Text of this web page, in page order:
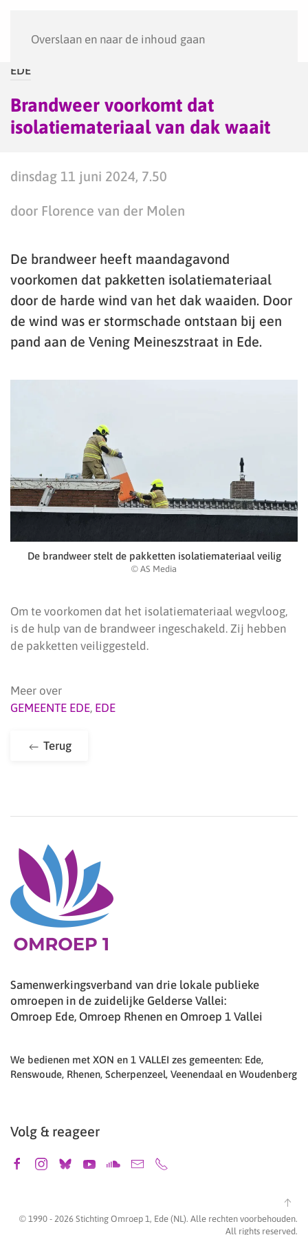
Overslaan en naar de inhoud gaan
EDE
Brandweer voorkomt dat
isolatiemateriaal van dak waait
dinsdag 11 juni 2024, 7.50
door Florence van der Molen
De brandweer heeft maandagavond
voorkomen dat pakketten isolatiemateriaal
door de harde wind van het dak waaiden. Door
de wind was er stormschade ontstaan bij een
pand aan de Vening Meineszstraat in Ede.
De brandweer stelt de pakketten isolatiemateriaal veilig
© AS Media
Om te voorkomen dat het isolatiemateriaal wegvloog,
is de hulp van de brandweer ingeschakeld. Zij hebben
de pakketten veiliggesteld.
Meer over
GEMEENTE EDE, EDE
Terug
Samenwerkingsverband van drie lokale publieke
omroepen in de zuidelijke Gelderse Vallei:
Omroep Ede, Omroep Rhenen en Omroep 1 Vallei
We bedienen met XON en 1 VALLEI zes gemeenten: Ede,
Renswoude, Rhenen, Scherpenzeel, Veenendaal en Woudenberg
Volg & reageer
© 1990 - 2026 Stichting Omroep 1, Ede (NL). Alle rechten voorbehouden.
All rights reserved.